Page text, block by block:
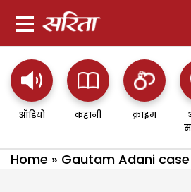
ऑडियो कहानी क्राइम
Home » Gautam Adani case